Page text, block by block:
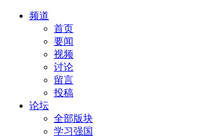
频道
首页
要闻
视频
讨论
留言
投稿
论坛
全部版块
学习强国